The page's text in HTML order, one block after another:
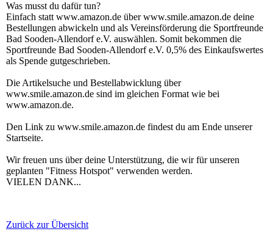
Was musst du dafür tun?
Einfach statt www.amazon.de über www.smile.amazon.de deine
Bestellungen abwickeln und als Vereinsförderung die Sportfreunde
Bad Sooden-Allendorf e.V. auswählen. Somit bekommen die
Sportfreunde Bad Sooden-Allendorf e.V. 0,5% des Einkaufswertes
als Spende gutgeschrieben.
Die Artikelsuche und Bestellabwicklung über
www.smile.amazon.de sind im gleichen Format wie bei
www.amazon.de.
Den Link zu www.smile.amazon.de findest du am Ende unserer
Startseite.
Wir freuen uns über deine Unterstützung, die wir für unseren
geplanten "Fitness Hotspot" verwenden werden.
VIELEN DANK...
Zurück zur Übersicht